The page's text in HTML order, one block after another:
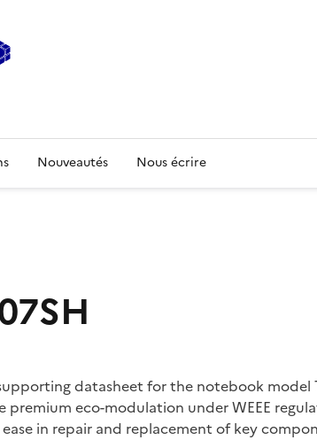
Nouveautés Nous écrire
datasheet for the notebook
eco-modulation under WEEE
in repair and replacement of key